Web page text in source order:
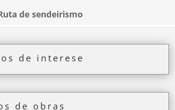
de sendeirismo
de interese
de obras